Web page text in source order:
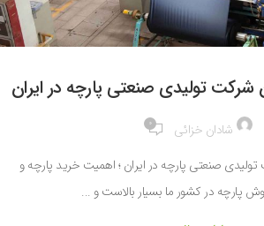
شرکت تولیدی صنعتی پارچه در ایران
شادان خزائی 0
صنعتی پارچه در ایران ؛ اهمیت خرید پارچه و
پارچه در کشور ما بسیار بالاست و ...